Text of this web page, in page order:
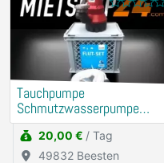
Tauchpumpe
Schmutzwasserpumpe
Flutbox
20,00 € / Tag
49832 Beesten